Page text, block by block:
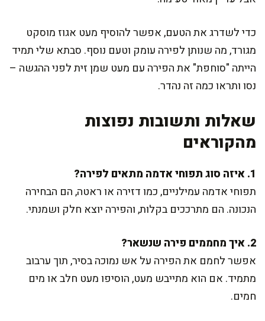
כדי לשדרג את הטעם, אפשר להוסיף מעט אגוז מוסקט
מגורד, מה שנותן לפירה עומק וטעם נוסף. סבתא שלי תמיד
הייתה "סוחפת" את הפירה עם מעט שמן זית לפני ההגשה –
נסו ותראו כמה זה נהדר.
שאלות ותשובות נפוצות
מהקוראים
1. איזה סוג תפוחי אדמה מתאים לפירה?
תפוחי אדמה עמילניים, כמו דזירה או ראטה, הם הבחירה
הנכונה. הם מתרככים בקלות, והפירה יוצא חלק ושמנתי.
2. איך מחממים פירה שנשאר?
אפשר לחמם את הפירה על אש נמוכה בסיר, תוך ערבוב
מתמיד. אם הוא מתייבש מעט, הוסיפו מעט חלב או מים
חמים.